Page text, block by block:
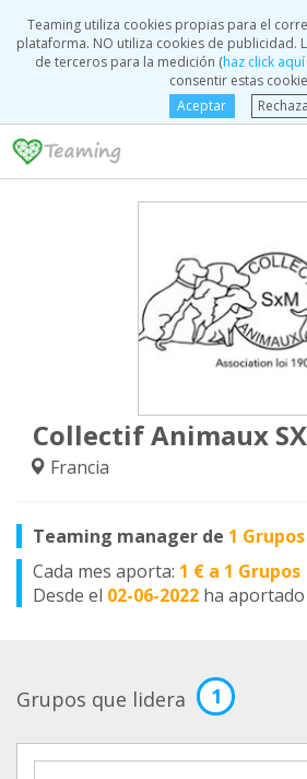
Teaming utiliza cookies propias para el
plataforma. NO utiliza cookies de publicidad.
de terceros para la medición (haz click
consentir estas
Aceptar
Collectif Animaux
Francia
Teaming manager de 1 Grupos
Cada mes aporta: 1 € a 1 Grupos
Desde el 02-06-2022 ha aportado
Grupos que lidera 1